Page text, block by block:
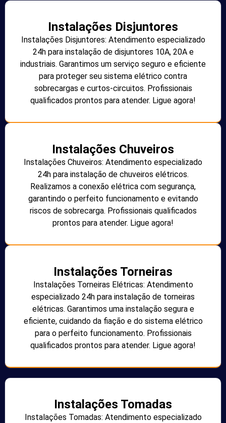
Instalações Disjuntores
Instalações Disjuntores: Atendimento especializado
24h para instalação de disjuntores 10A, 20A e
industriais. Garantimos um serviço seguro e eficiente
para proteger seu sistema elétrico contra
sobrecargas e curtos-circuitos. Profissionais
qualificados prontos para atender. Ligue agora!
Instalações Chuveiros
Instalações Chuveiros: Atendimento especializado
24h para instalação de chuveiros elétricos.
Realizamos a conexão elétrica com segurança,
garantindo o perfeito funcionamento e evitando
riscos de sobrecarga. Profissionais qualificados
prontos para atender. Ligue agora!
Instalações Torneiras
Instalações Torneiras Elétricas: Atendimento
especializado 24h para instalação de torneiras
elétricas. Garantimos uma instalação segura e
eficiente, cuidando da fiação e do sistema elétrico
para o perfeito funcionamento. Profissionais
qualificados prontos para atender. Ligue agora!
Instalações Tomadas
Instalações Tomadas: Atendimento especializado